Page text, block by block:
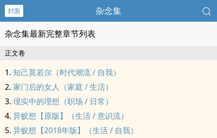
封面 杂念集
杂念集最新完整章节列表
正文卷
知己莫若尔（时代潮流 / 自我）
家门后的女人（家庭 / 生活）
现实中的理想（职场 / 日常）
异蚁想【原版】（生活 / 意识流）
异蚁想【2018年版】（生活 / 自我）